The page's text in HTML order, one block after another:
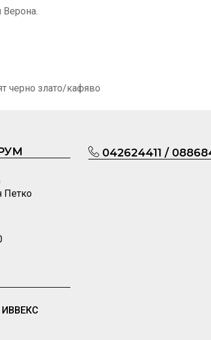
черно злато/кафяво
Петко
042624411 /